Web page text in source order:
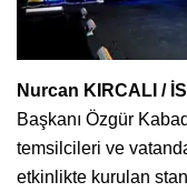
Nurcan KIRCALI /
Başkanı Özgür
temsilcileri ve
etkinlikte kurulan